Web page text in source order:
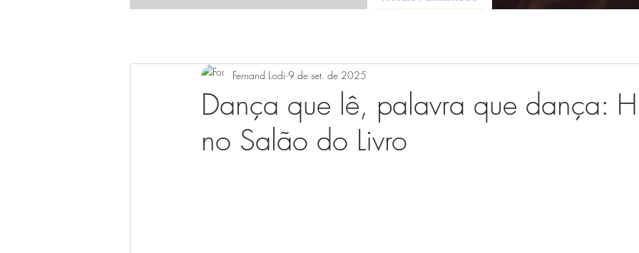
Dança que lê, palavra que dança:
no Salão do Livro
Fernand Lodi 9 de set. de 2025